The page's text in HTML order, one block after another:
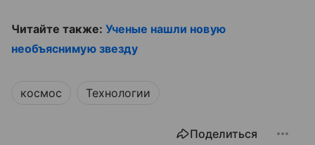
Читайте также: Ученые нашли новую
необъяснимую звезду
космос Технологии
Поделиться